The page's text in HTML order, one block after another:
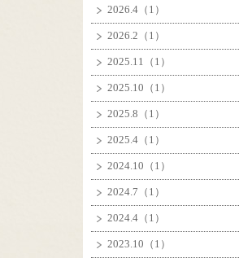
2026.4（1）
2026.2（1）
2025.11（1）
2025.10（1）
2025.8（1）
2025.4（1）
2024.10（1）
2024.7（1）
2024.4（1）
2023.10（1）